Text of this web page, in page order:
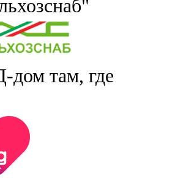
дом там, где